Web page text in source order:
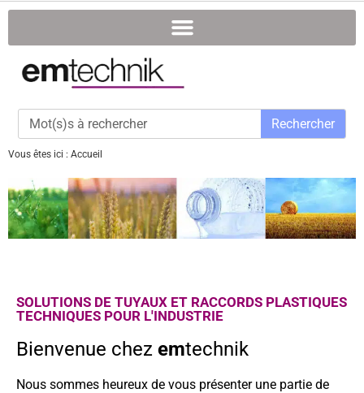
Rechercher
Vous êtes ici : Accueil
SOLUTIONS DE TUYAUX ET RACCORDS PLASTIQUES
TECHNIQUES POUR L'INDUSTRIE
Bienvenue chez emtechnik
Nous sommes heureux de vous présenter une partie de